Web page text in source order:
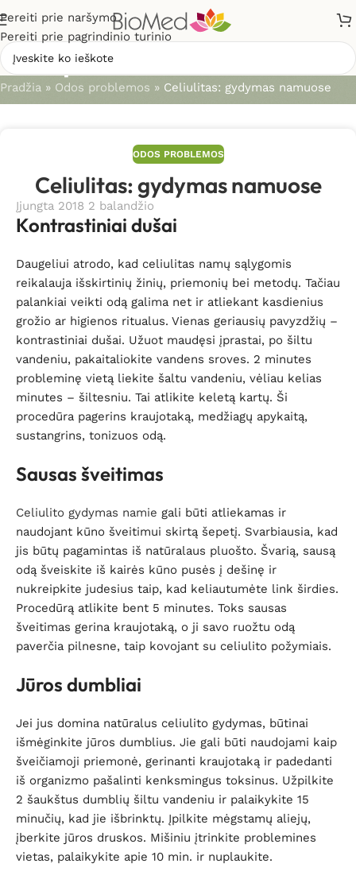
Pereiti prie naršymo
Pereiti prie pagrindinio turinio
Straipsniai
Pradžia » Odos problemos » Celiulitas: gydymas namuose
ODOS PROBLEMOS
Celiulitas: gydymas namuose
Įjungta 2018 2 balandžio
Kontrastiniai dušai
Daugeliui atrodo, kad celiulitas namų sąlygomis
reikalauja išskirtinių žinių, priemonių bei metodų. Tačiau
palankiai veikti odą galima net ir atliekant kasdienius
grožio ar higienos ritualus. Vienas geriausių pavyzdžių –
kontrastiniai dušai. Užuot maudęsi įprastai, po šiltu
vandeniu, pakaitaliokite vandens sroves. 2 minutes
probleminę vietą liekite šaltu vandeniu, vėliau kelias
minutes – šiltesniu. Tai atlikite keletą kartų. Ši
procedūra pagerins kraujotaką, medžiagų apykaitą,
sustangrins, tonizuos odą.
Sausas šveitimas
Celiulito gydymas namie gali būti atliekamas ir
naudojant kūno šveitimui skirtą šepetį. Svarbiausia, kad
jis būtų pagamintas iš natūralaus pluošto. Švarią, sausą
odą šveiskite iš kairės kūno pusės į dešinę ir
nukreipkite judesius taip, kad keliautumėte link širdies.
Procedūrą atlikite bent 5 minutes. Toks sausas
šveitimas gerina kraujotaką, o ji savo ruožtu odą
paverčia pilnesne, taip kovojant su celiulito požymiais.
Jūros dumbliai
Jei jus domina natūralus celiulito gydymas, būtinai
išmėginkite jūros dumblius. Jie gali būti naudojami kaip
šveičiamoji priemonė, gerinanti kraujotaką ir padedanti
iš organizmo pašalinti kenksmingus toksinus. Užpilkite
2 šaukštus dumblių šiltu vandeniu ir palaikykite 15
minučių, kad jie išbrinktų. Įpilkite mėgstamų aliejų,
įberkite jūros druskos. Mišiniu įtrinkite problemines
vietas, palaikykite apie 10 min. ir nuplaukite.